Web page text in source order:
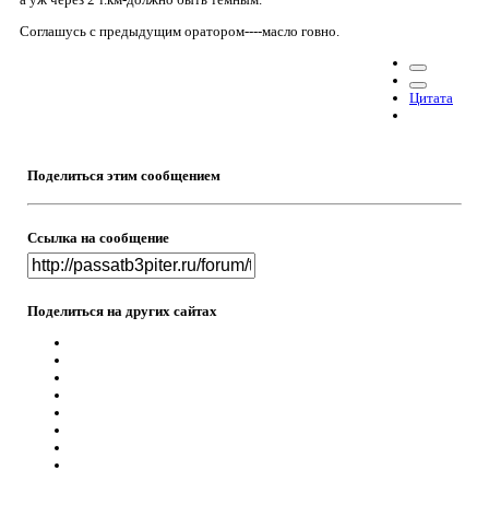
Соглашусь с предыдущим оратором----масло говно.
Цитата
Поделиться этим сообщением
Ссылка на сообщение
Поделиться на других сайтах